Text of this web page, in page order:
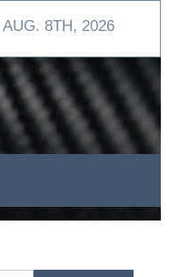
de intervenţie la
AUG. 8TH, 2026